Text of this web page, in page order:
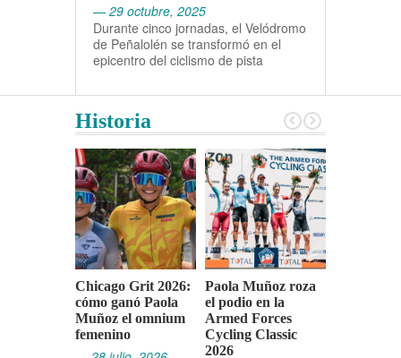
— 29 octubre, 2025
Durante cinco jornadas, el Velódromo
de Peñalolén se transformó en el
epicentro del ciclismo de pista
Historia
Chicago Grit 2026:
cómo ganó Paola
Muñoz el omnium
femenino
Paola Muñoz roza
el podio en la
Armed Forces
Cycling Classic
2026